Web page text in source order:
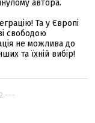
автора.
Та у Європі
свободою
не можлива до
та їхній вибір!